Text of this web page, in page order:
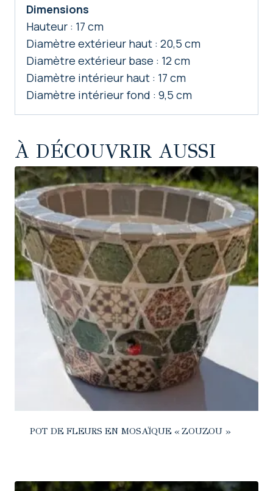
Dimensions
Hauteur : 17 cm
Diamètre extérieur haut : 20,5 cm
Diamètre extérieur base : 12 cm
Diamètre intérieur haut : 17 cm
Diamètre intérieur fond : 9,5 cm
POT DE FLEURS EN MOSAÏQUE « ZOUZOU »